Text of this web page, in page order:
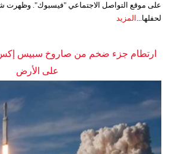
على موقع التواصل الاجتماعي "فيسبوك". وظهرت
لحفلها... المزيد
ارتطام جزء ضخم من صاروخ سبيس إكس
على الأرض